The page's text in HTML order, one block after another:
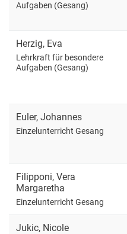
Aufgaben (Gesang)
Herzig, Eva
Lehrkraft für besondere
Aufgaben (Gesang)
Euler, Johannes
Einzelunterricht Gesang
Filipponi, Vera
Margaretha
Einzelunterricht Gesang
Jukic, Nicole